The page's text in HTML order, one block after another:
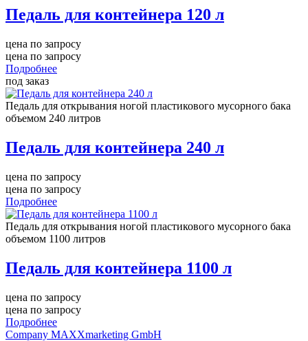
Педаль для контейнера 120 л
цена по запросу
цена по запросу
Подробнее
под заказ
Педаль для открывания ногой пластикового мусорного бака
объемом 240 литров
Педаль для контейнера 240 л
цена по запросу
цена по запросу
Подробнее
Педаль для открывания ногой пластикового мусорного бака
объемом 1100 литров
Педаль для контейнера 1100 л
цена по запросу
цена по запросу
Подробнее
Company MAXXmarketing GmbH